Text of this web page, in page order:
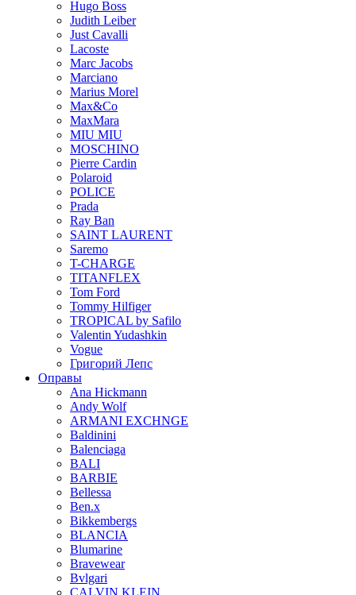
Hugo Boss
Judith Leiber
Just Cavalli
Lacoste
Marc Jacobs
Marciano
Marius Morel
Max&Co
MaxMara
MIU MIU
MOSCHINO
Pierre Cardin
Polaroid
POLICE
Prada
Ray Ban
SAINT LAURENT
Saremo
T-CHARGE
TITANFLEX
Tom Ford
Tommy Hilfiger
TROPICAL by Safilo
Valentin Yudashkin
Vogue
Григорий Лепс
Оправы
Ana Hickmann
Andy Wolf
ARMANI EXCHNGE
Baldinini
Balenciaga
BALI
BARBIE
Bellessa
Ben.x
Bikkembergs
BLANCIA
Blumarine
Bravewear
Bvlgari
CALVIN KLEIN